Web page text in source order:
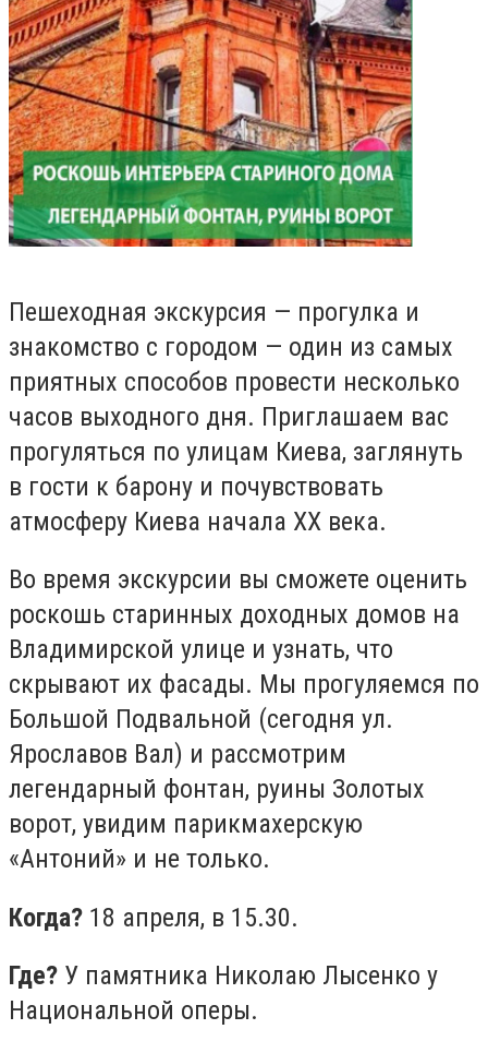
Пешеходная экскурсия — прогулка и
знакомство с городом — один из самых
приятных способов провести несколько
часов выходного дня. Приглашаем вас
прогуляться по улицам Киева, заглянуть
в гости к барону и почувствовать
атмосферу Киева начала ХХ века.
Во время экскурсии вы сможете оценить
роскошь старинных доходных домов на
Владимирской улице и узнать, что
скрывают их фасады. Мы прогуляемся по
Большой Подвальной (сегодня ул.
Ярославов Вал) и рассмотрим
легендарный фонтан, руины Золотых
ворот, увидим парикмахерскую
«Антоний» и не только.
Когда? 18 апреля, в 15.30.
Где? У памятника Николаю Лысенко у
Национальной оперы.